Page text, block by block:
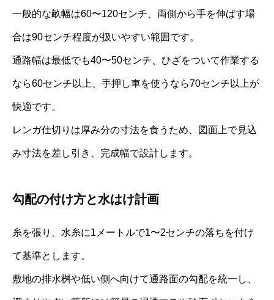
一般的な畝幅は60〜120センチ、両側から手を伸ばす場
合は90センチ程度が扱いやすい範囲です。
通路幅は最低でも40〜50センチ、ひざをついて作業する
なら60センチ以上、手押し車を使うなら70センチ以上が
快適です。
レンガ仕切りは厚み分の寸法を食うため、図面上で見込
み寸法を差し引き、完成幅で設計します。
勾配の付け方と水はけ計画
糸を張り、水糸に1メートルで1〜2センチの落ちを付け
て基準とします。
敷地の排水桝や低い側へ向けて通路面の勾配を統一し、